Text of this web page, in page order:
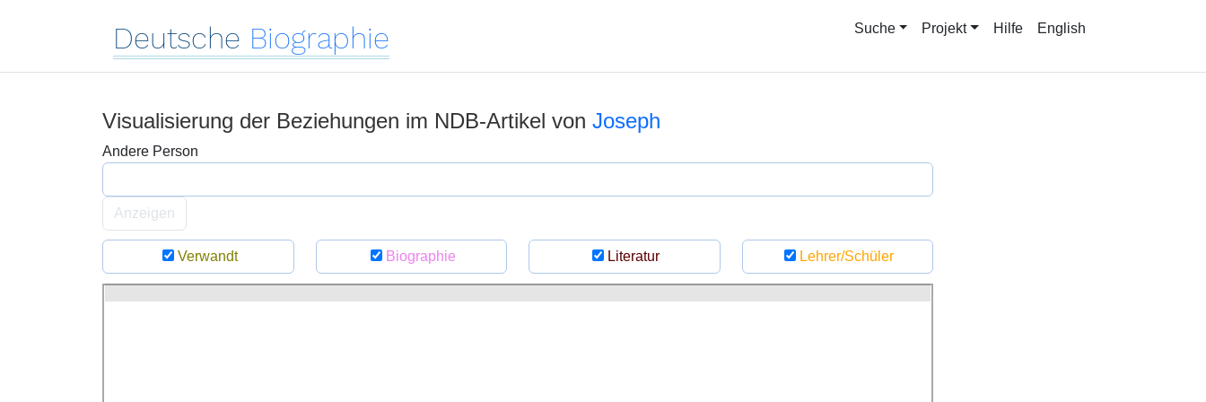
Deutsche Biographie Suche Projekt Hilfe English
Visualisierung der Beziehungen im NDB-Artikel von Joseph
Andere Person
Anzeigen
Verwandt Biographie Literatur Lehrer/Schüler